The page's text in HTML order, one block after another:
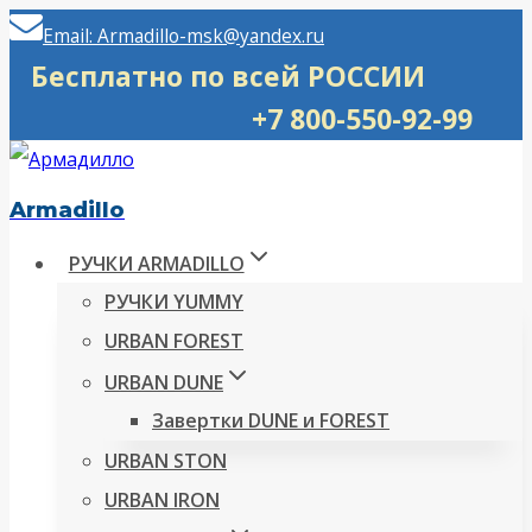
Перейти
Email: Armadillo-msk@yandex.ru
Бесплатно по всей РОССИИ
+7 800-550-92-99
Armadillo
РУЧКИ ARMADILLO
РУЧКИ YUMMY
URBAN FOREST
URBAN DUNE
Завертки DUNE и FOREST
URBAN STON
URBAN IRON